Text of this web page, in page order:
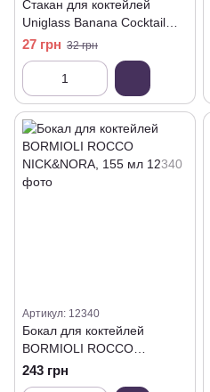
Стакан для коктейлей
Uniglass Banana Cocktail
500 мл
27 грн 32 грн
Артикул: 12340
Бокал для коктейлей
BORMIOLI ROCCO
NICK&NORA, 155 мл
243 грн